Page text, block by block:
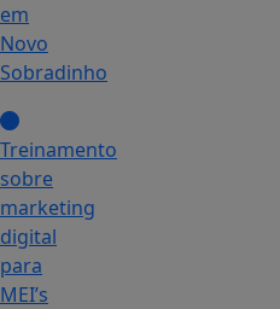
em
Novo
Sobradinho
Treinamento
sobre
marketing
digital
para
MEI’s